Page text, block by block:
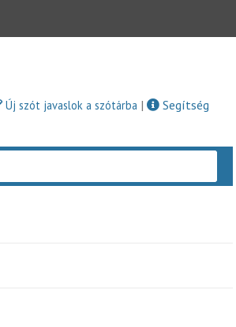
Új szót javaslok a szótárba |
Segítség